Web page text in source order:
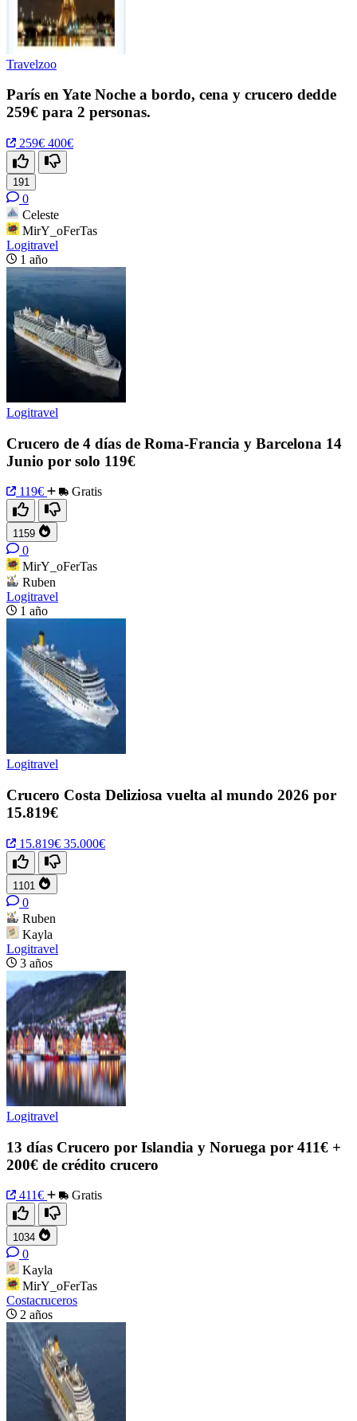
Travelzoo
París en Yate Noche a bordo, cena y crucero dedde
259€ para 2 personas.
259€ 400€
191
0
Celeste
MirY_oFerTas
Logitravel
1 año
Logitravel
Crucero de 4 días de Roma-Francia y Barcelona 14
Junio por solo 119€
119€ Gratis
1159
0
MirY_oFerTas
Ruben
Logitravel
1 año
Logitravel
Crucero Costa Deliziosa vuelta al mundo 2026 por
15.819€
15.819€ 35.000€
1101
0
Ruben
Kayla
Logitravel
3 años
Logitravel
13 días Crucero por Islandia y Noruega por 411€ +
200€ de crédito crucero
411€ Gratis
1034
0
Kayla
MirY_oFerTas
Costacruceros
2 años